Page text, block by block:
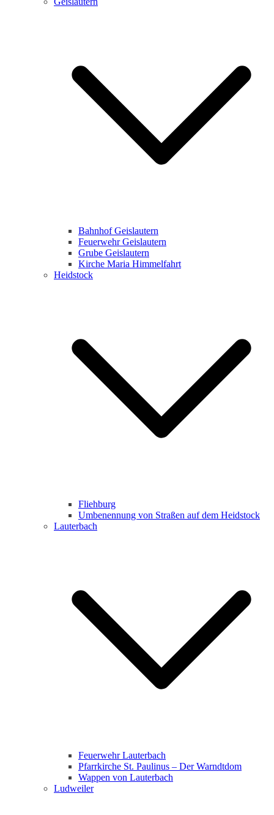
Bahnhof Geislautern
Feuerwehr Geislautern
Grube Geislautern
Kirche Maria Himmelfahrt
Heidstock
Fliehburg
Umbenennung von Straßen auf dem Heidstock
Lauterbach
Feuerwehr Lauterbach
Pfarrkirche St. Paulinus – Der Warndtdom
Wappen von Lauterbach
Ludweiler